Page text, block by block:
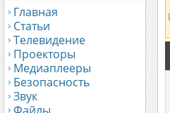
Главная
Статьи
Телевидение
Проекторы
Медиаплееры
Безопасность
Звук